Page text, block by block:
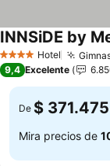
4 EstrellasHotel
INNSiDE by
9,4 Excelente
De $ 371.475
Mira precios de